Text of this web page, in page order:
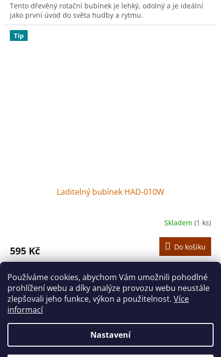
Používáme cookies, abychom Vám umožnili pohodlné
prohlížení webu a díky analýze provozu webu neustále
zlepšovali jeho funkce, výkon a použitelnost. Více
informací
Nastavení
Tento dřevěný rotační bubínek je lehký, odolný a je ideální
jako první úvod do světa hudby a rytmu.
Tip
Laditelný bubínek HAD-010W
Skladem (1 ks)
595 Kč Do košíku
O
á
d
a
c
6položek celkem
Vytvořil Shoptet